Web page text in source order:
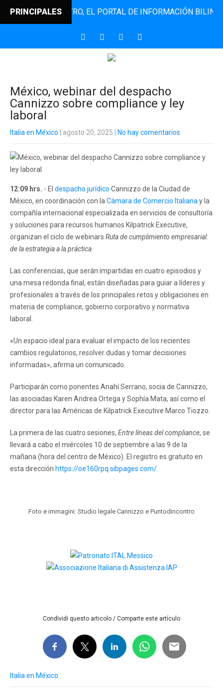
PRINCIPALES EL PORTAL DE INFORMACIÓN BILINGÜE
México, webinar del despacho
Cannizzo sobre compliance y ley
laboral
Italia en México | agosto 20, 2025 No hay comentarios
12:09 hrs. - El despacho jurídico Cannizzo de la Ciudad de
México, en coordinación con la Cámara de Comercio Italiana y la
compañía internacional especializada en servicios de consultoría
y soluciones para recursos humanos Kilpatrick Executive,
organizan el ciclo de webinars Ruta de cumplimiento empresarial:
de la estrategia a la práctica
Las conferencias, que serán impartidas en cuatro episodios y
una mesa redonda final, están diseñadas para guiar a líderes y
profesionales a través de los principales retos y obligaciones en
materia de compliance, gobierno corporativo y normativa
laboral.
«Un espacio ideal para evaluar el impacto de los recientes
cambios regulatorios, resolver dudas y tomar decisiones
informadas», afirma un comunicado.
Participarán como ponentes Anahí Serrano, socia de Cannizzo,
las asociadas Karen Andrea Ortega y Sophía Mata, así como el
director para las Américas de Kilpatrick Executive Marco Tiozzo.
La primera de las cuatro sesiones, Entre líneas del compliance, se
llevará a cabo el miércoles 10 de septiembre a las 9 de la
mañana (hora del centro de México). El registro es gratuito en
esta dirección https://oe160rpq.sibpages.com/
Foto e immagini: Studio legale Cannizzo e Puntodincontro
Condividi questo articolo / Comparte este artículo
Italia en México